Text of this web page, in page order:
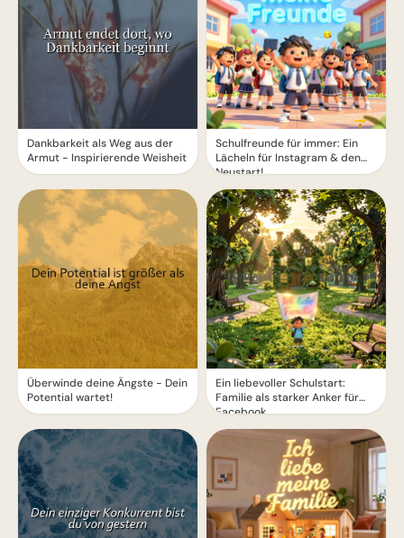
Dankbarkeit als Weg aus der
Armut - Inspirierende Weisheit
Überwinde deine Ängste - Dein
Potential wartet!
Schulfreunde für immer: Ein
Lächeln für Instagram & den
Neustart!
Ein liebevoller Schulstart:
Familie als starker Anker für
Facebook